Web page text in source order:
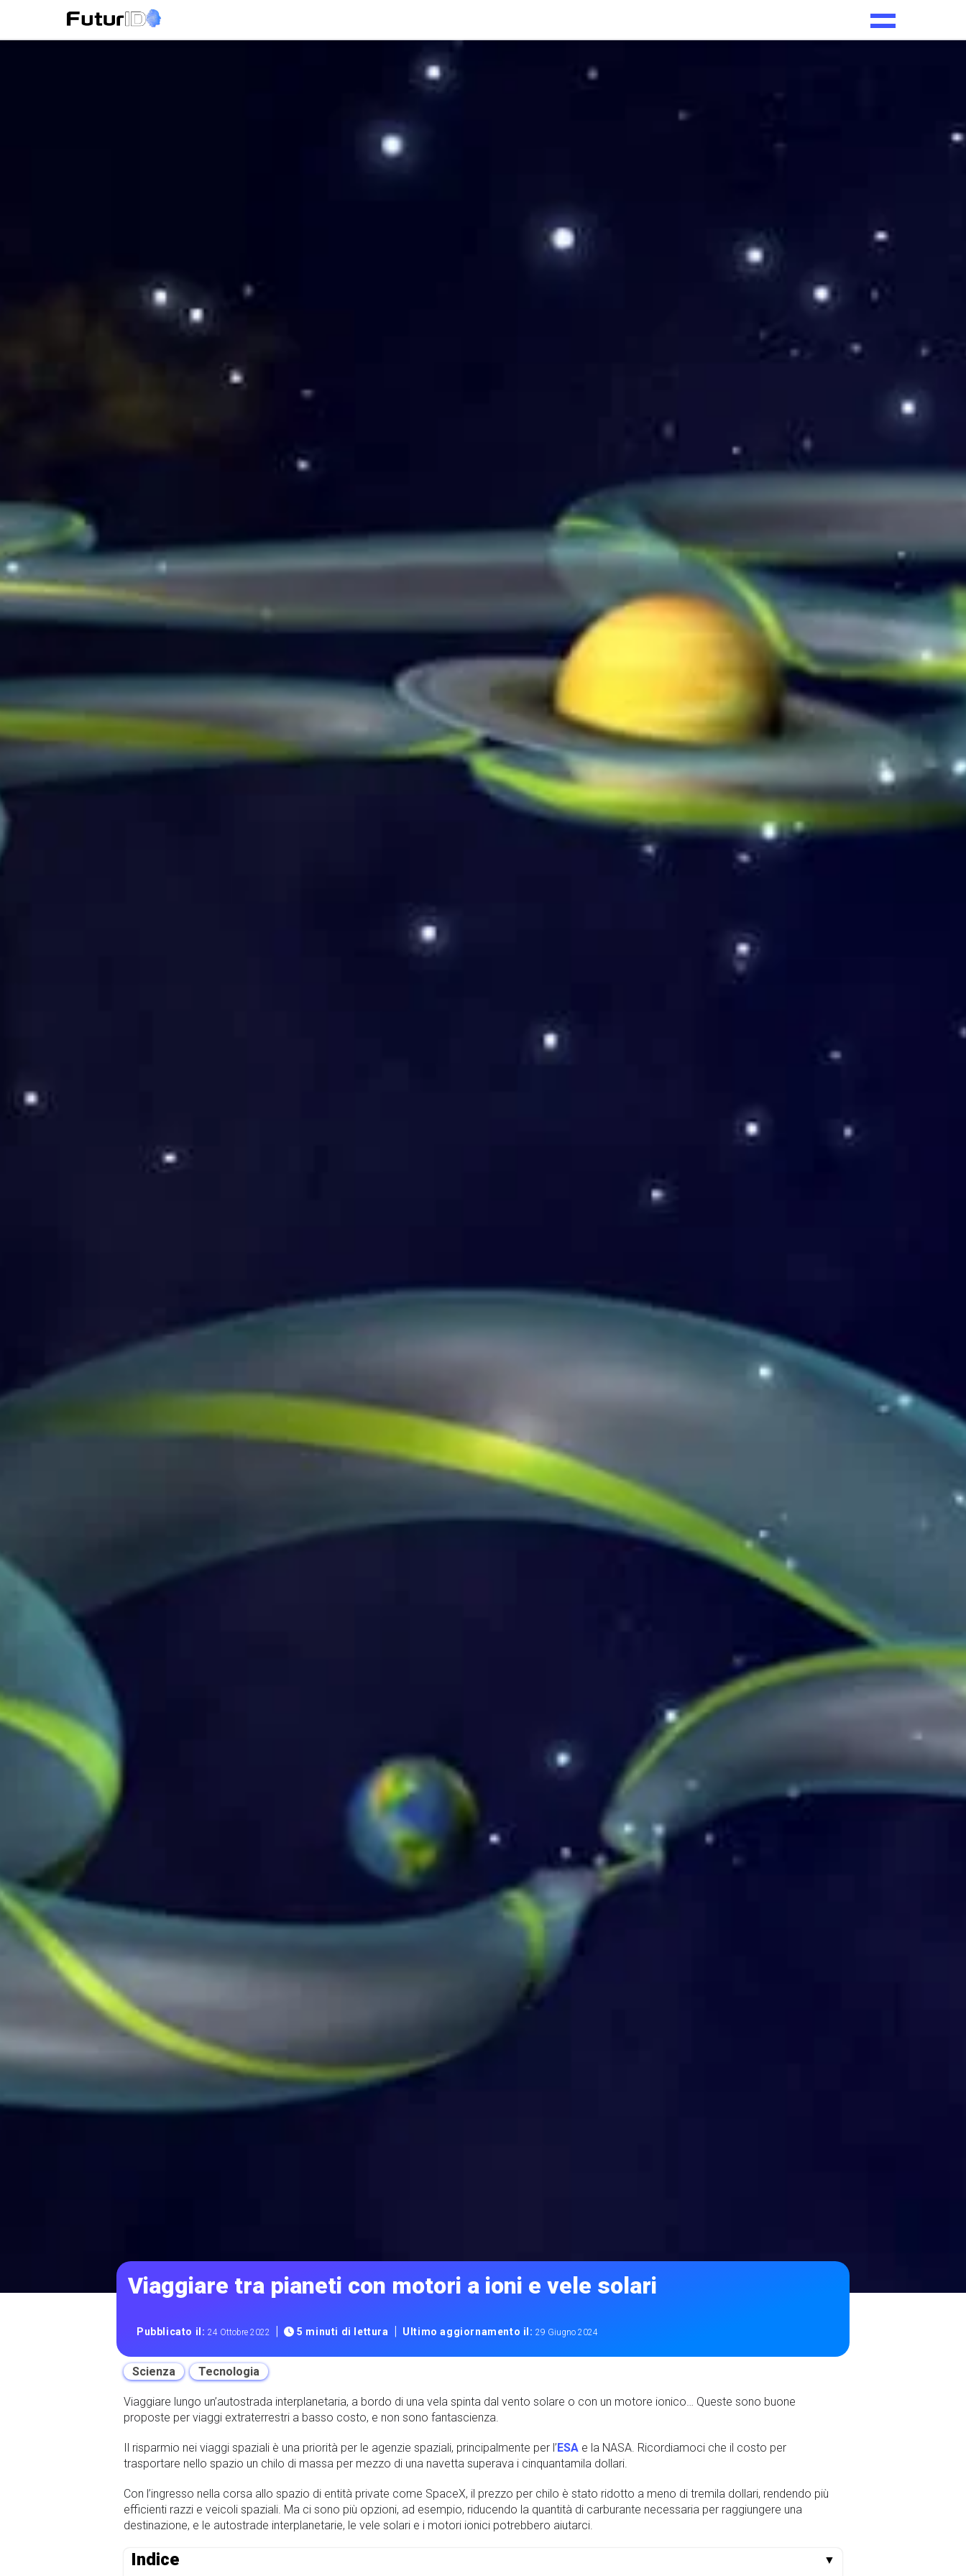
Viaggiare tra pianeti con motori a ioni e vele solari
Pubblicato il:24 Ottobre 2022 | 5 minuti di lettura | Ultimo aggiornamento il:29 Giugno 2024
Scienza Tecnologia
Viaggiare lungo un’autostrada interplanetaria, a bordo di una vela spinta dal vento solare o con un motore ionico… Queste sono buone
proposte per viaggi extraterrestri a basso costo, e non sono fantascienza.
Il risparmio nei viaggi spaziali è una priorità per le agenzie spaziali, principalmente per l’ ESA e la NASA. Ricordiamoci che il costo per
trasportare nello spazio un chilo di massa per mezzo di una navetta superava i cinquantamila dollari.
Con l’ingresso nella corsa allo spazio di entità private come SpaceX, il prezzo per chilo è stato ridotto a meno di tremila dollari, rendendo più
efficienti razzi e veicoli spaziali. Ma ci sono più opzioni, ad esempio, riducendo la quantità di carburante necessaria per raggiungere una
destinazione, e le autostrade interplanetarie, le vele solari e i motori ionici potrebbero aiutarci.
Indice ▼